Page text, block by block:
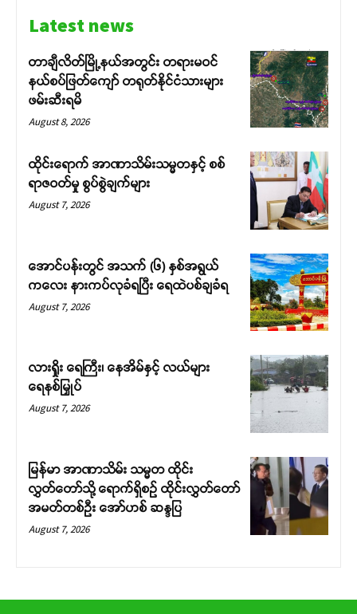
Latest news
တာချီလိတ်မြို့နယ်အတွင်း တရားမဝင်
နယ်စပ်ဖြတ်ကျော် တရုတ်နိုင်ငံသားများ
ဖမ်းဆီးရမိ
August 8, 2026
ထိုင်းရောက် အာဏာသိမ်းသမ္မတနှင့် စစ်
ရာဇဝတ်မှု စွပ်စွဲချက်များ
August 7, 2026
အောင်ပန်းတွင် အသက် (၆) နှစ်အရွယ်
ကလေး နားကပ်လုခံရပြီး ရေထဲပစ်ချခံရ
August 7, 2026
လားရှိုး ရေကြီး၊ နေအိမ်နှင့် လယ်များ
ရေနစ်မြှုပ်
August 7, 2026
မြန်မာ အာဏာသိမ်း သမ္မတ ထိုင်း
လွှတ်တော်သို့ ရောက်ရှိစဉ် ထိုင်းလွှတ်တော်
အမတ်တစ်ဦး အော်ဟစ် ဆန္ဒပြ
August 7, 2026